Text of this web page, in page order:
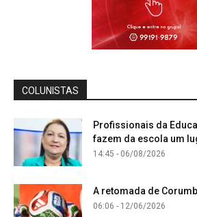
COLUNISTAS
Profissionais da
fazem da escola um
14:45 - 06/08/2026
A retomada de
06:06 - 12/06/2026